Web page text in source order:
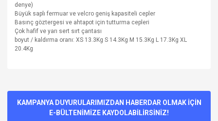
denye)
Büyük saplı fermuar ve velcro geniş kapasiteli cepler
Basınç göztergesi ve ahtapot için tutturma cepleri
Çok hafif ve yarı sert sırt çantası
boyut / kaldırma oranı: XS 13.3Kg S 14.3Kg M 15.3Kg L 17.3Kg XL
20.4Kg
Yorum Yaz
kullanarak tarafımıza iletebilirsiniz.
Görüş ve önerileriniz için teşekkür ederiz.
KAMPANYA DUYURULARIMIZDAN HABERDAR OLMAK İÇİN
E-BÜLTENİMİZE KAYDOLABİLİRSİNİZ!